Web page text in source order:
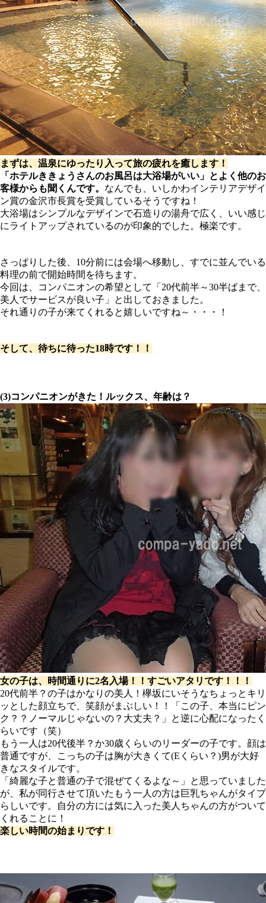
まずは、温泉にゆったり入って旅の疲れを癒します！
「ホテルききょうさんのお風呂は大浴場がいい」とよく他のお
客様からも聞くんです。 なんでも、いしかわインテリアデザイ
ン賞の金沢市長賞を受賞しているそうですね！
大浴場はシンプルなデザインで石造りの湯舟で広く、いい感じ
にライトアップされているのが印象的でした。極楽です。
さっぱりした後、10分前には会場へ移動し、すでに並んでいる
料理の前で開始時間を待ちます。
今回は、コンパニオンの希望として「20代前半～30半ばまで、
美人でサービスが良い子」と出しておきました。
それ通りの子が来てくれると嬉しいですね～・・・！
そして、待ちに待った18時です！！
(3)コンパニオンがきた！ルックス、年齢は？
女の子は、時間通りに2名入場！！すごいアタリです！！！
20代前半？の子はかなりの美人！欅坂にいそうなちょっとキリ
ッとした顔立ちで、笑顔がまぶしい！！「この子、本当にピン
ク？？ノーマルじゃないの？大丈夫？」と逆に心配になったく
らいです（笑）
もう一人は20代後半？か30歳くらいのリーダーの子です。顔は
普通ですが、こっちの子は胸が大きくて(Eくらい？)男が大好
きなスタイルです。
「綺麗な子と普通の子で混ぜてくるよな～」と思っていました
が、私が同行させて頂いたもう一人の方は巨乳ちゃんがタイプ
らしいです。自分の方には気に入った美人ちゃんの方がついて
くれることに！
楽しい時間の始まりです！